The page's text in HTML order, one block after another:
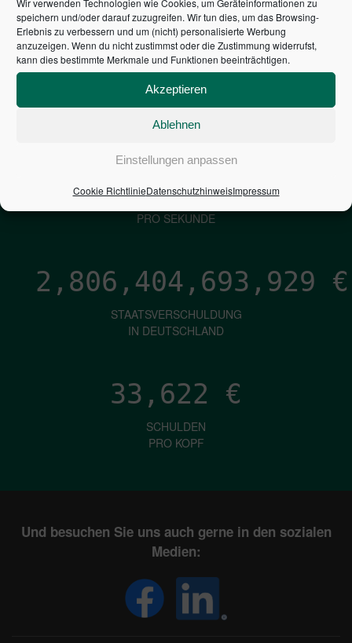
speichern und/oder darauf zuzugreifen. Wir tun dies, um das Browsing-
Erlebnis zu verbessern und um (nicht) personalisierte Werbung
anzuzeigen. Wenn du nicht zustimmst oder die Zustimmung widerrufst,
kann dies bestimmte Merkmale und Funktionen beeinträchtigen.
Akzeptieren
Ablehnen
Einstellungen anpassen
Cookie RichtlinieDatenschutzhinweisImpressum
STEUERZAHLER
7,052€
NEUVERSCHULDUNG
PRO SEKUNDE
1,601€
ZINSEN
PRO SEKUNDE
2,806,404,695,191 €
STAATSVERSCHULDUNG
IN DEUTSCHLAND
33,622 €
SCHULDEN
PRO KOPF
Und besuchen Sie uns auch gerne in den sozialen
Medien: